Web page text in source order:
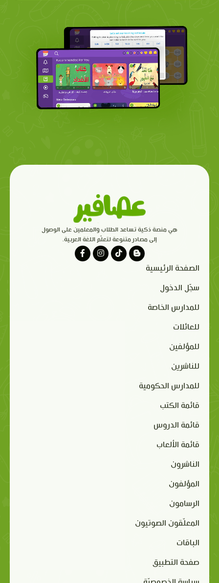
هي منصة ذكية تساعد الطلاب والمعلمين على الوصول
إلى مصادر متنوعة لتعلّم اللغة العربية.
الصفحة الرئيسية
سجّل الدخول
للمدارس الخاصة
للعائلات
للمؤلفين
للناشرين
للمدارس الحكومية
قائمة الكتب
قائمة الدروس
قائمة الألعاب
الناشرون
المؤلفون
الرسامون
المعلّقون الصوتيون
الباقات
صفحة التطبيق